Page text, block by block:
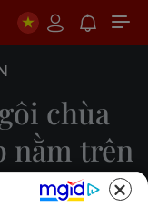
chùa
nằm trên
Trà